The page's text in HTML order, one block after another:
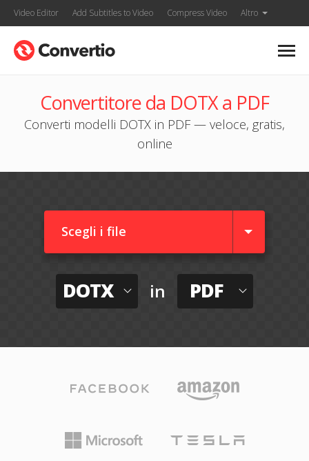
Video Editor Add Subtitles to Video Compress Video Altro
Convertitore da DOTX a PDF
Converti modelli DOTX in PDF — veloce, gratis,
online
Scegli i file
DOTX in PDF